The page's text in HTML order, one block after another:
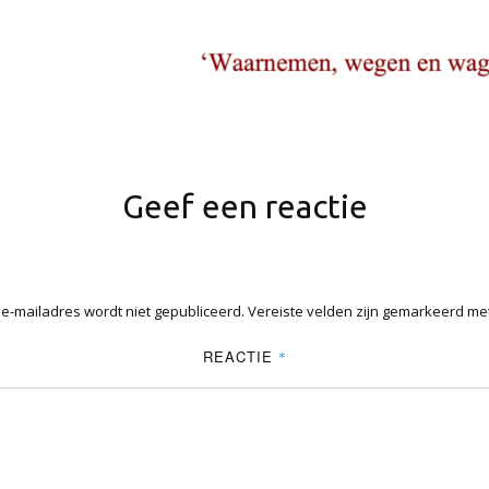
Geef een reactie
e-mailadres wordt niet gepubliceerd. Vereiste velden zijn gemarkeerd
REACTIE *